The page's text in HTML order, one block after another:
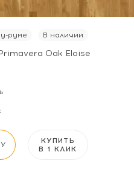
руме В наличии
Oak Eloise
КУПИТЬ
В 1 КЛИК